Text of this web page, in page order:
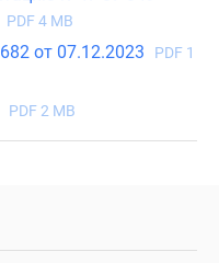
PDF 4 MB
от 07.12.2023
PDF 1
PDF 2 MB